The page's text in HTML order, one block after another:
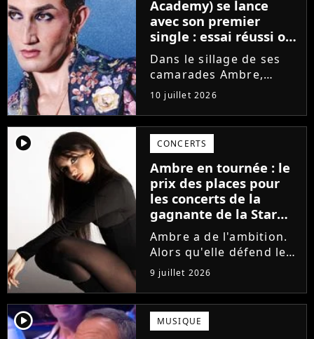
premier single....
Academy) se lance
avec son premier
single : essai réussi ou
manqué ? Voici notre
avis !
Dans le sillage de ses
camarades Ambre,
Bastiaan ou Melissa,
Victor Aupecle lance
son projet musical ce
vendredi 10 juillet avec
la parution du single Je
fais de mon mieux. Le
demi-finaliste...
10 juillet 2026
player2 CONCERTS
Ambre en tournée : le
prix des places pour
les concerts de la
gagnante de la Star
Academy !
Ambre a de l'ambition.
Alors qu'elle défend le
single J'me demande et
qu'elle prépare son
premier album, la
gagnante de la dernière
saison de la Star
9 juillet 2026
player2 MUSIQUE